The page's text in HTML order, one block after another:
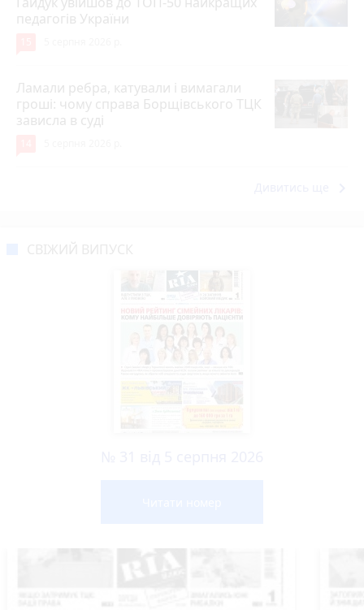
педагогів України
Ламали ребра, катували і вимагали
гроші: чому справа Борщівського ТЦК
зависла в суді